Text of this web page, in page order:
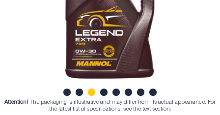
2 3 4 5 7 8
Attention! The packaging is illustrative and may differ from its actual appearance. For
the latest list of specifications, see the text section.